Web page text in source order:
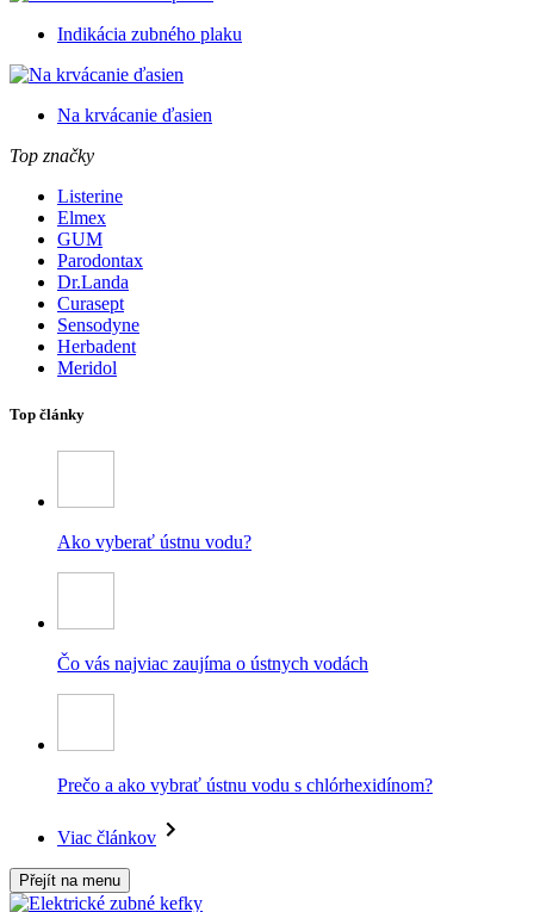
Indikácia zubného plaku
Na krvácanie ďasien
Top značky
Listerine
Elmex
GUM
Parodontax
Dr.Landa
Curasept
Sensodyne
Herbadent
Meridol
Top články
Ako vyberať ústnu vodu?
Čo vás najviac zaujíma o ústnych vodách
Prečo a ako vybrať ústnu vodu s chlórhexidínom?
Viac článkov
Přejít na menu